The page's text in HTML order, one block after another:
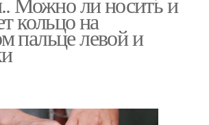
кольцо на
пальце левой и